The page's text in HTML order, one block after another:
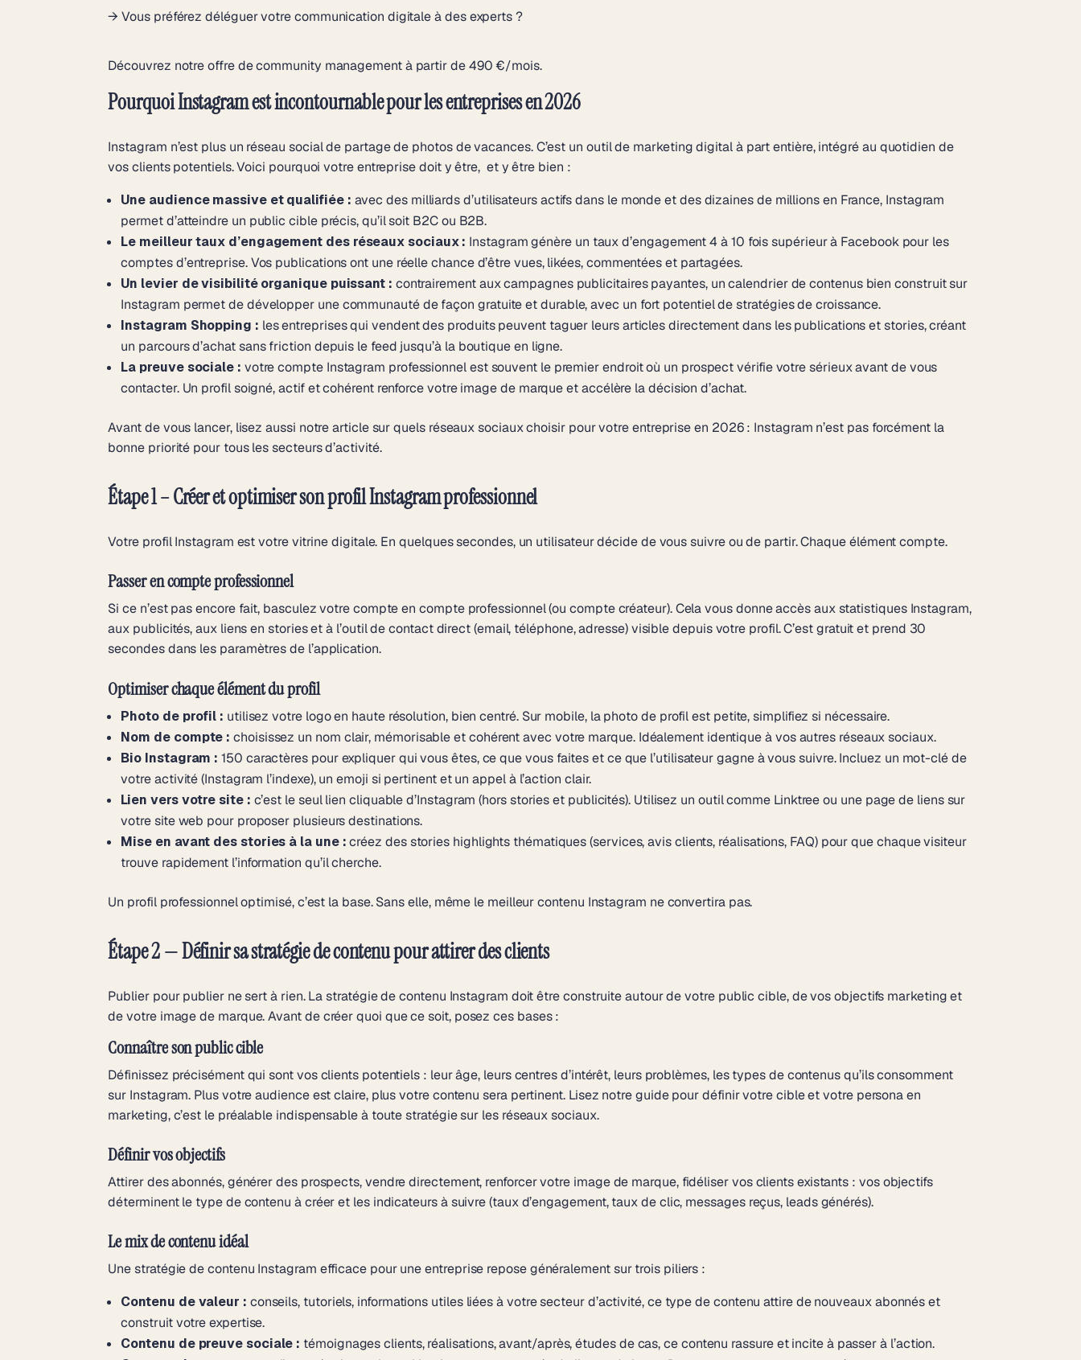
→ Vous préférez déléguer votre communication digitale à des experts ?
Découvrez notre offre de community management à partir de 490 €/mois.
Pourquoi Instagram est incontournable pour les entreprises en 2026
Instagram n’est plus un réseau social de partage de photos de vacances. C’est un outil de marketing digital à part entière, intégré au quotidien de
vos clients potentiels. Voici pourquoi votre entreprise doit y être, et y être bien :
Une audience massive et qualifiée : avec des milliards d’utilisateurs actifs dans le monde et des dizaines de millions en France, Instagram
permet d’atteindre un public cible précis, qu’il soit B2C ou B2B.
Le meilleur taux d’engagement des réseaux sociaux : Instagram génère un taux d’engagement 4 à 10 fois supérieur à Facebook pour les
comptes d’entreprise. Vos publications ont une réelle chance d’être vues, likées, commentées et partagées.
Un levier de visibilité organique puissant : contrairement aux campagnes publicitaires payantes, un calendrier de contenus bien construit sur
Instagram permet de développer une communauté de façon gratuite et durable, avec un fort potentiel de stratégies de croissance.
Instagram Shopping : les entreprises qui vendent des produits peuvent taguer leurs articles directement dans les publications et stories, créant
un parcours d’achat sans friction depuis le feed jusqu’à la boutique en ligne.
La preuve sociale : votre compte Instagram professionnel est souvent le premier endroit où un prospect vérifie votre sérieux avant de vous
contacter. Un profil soigné, actif et cohérent renforce votre image de marque et accélère la décision d’achat.
Avant de vous lancer, lisez aussi notre article surquels réseaux sociaux choisir pour votre entreprise en 2026: Instagram n’est pas forcément la
bonne priorité pour tous les secteurs d’activité.
Étape 1 – Créer et optimiser son profil Instagram professionnel
Votre profil Instagram est votre vitrine digitale. En quelques secondes, un utilisateur décide de vous suivre ou de partir. Chaque élément compte.
Passer en compte professionnel
Si ce n’est pas encore fait, basculez votre compte en compte professionnel (ou compte créateur). Cela vous donne accès aux statistiques Instagram,
aux publicités, aux liens en stories et à l’outil de contact direct (email, téléphone, adresse) visible depuis votre profil. C’est gratuit et prend 30
secondes dans les paramètres de l’application.
Optimiser chaque élément du profil
Photo de profil : utilisez votre logo en haute résolution, bien centré. Sur mobile, la photo de profil est petite, simplifiez si nécessaire.
Nom de compte : choisissez un nom clair, mémorisable et cohérent avec votre marque. Idéalement identique à vos autres réseaux sociaux.
Bio Instagram : 150 caractères pour expliquer qui vous êtes, ce que vous faites et ce que l’utilisateur gagne à vous suivre. Incluez un mot-clé de
votre activité (Instagram l’indexe), un emoji si pertinent et un appel à l’action clair.
Lien vers votre site : c’est le seul lien cliquable d’Instagram (hors stories et publicités). Utilisez un outil comme Linktree ou une page de liens sur
votre site web pour proposer plusieurs destinations.
Mise en avant des stories à la une :créez des stories highlights thématiques (services, avis clients, réalisations, FAQ) pour que chaque visiteur
trouve rapidement l’information qu’il cherche.
Un profil professionnel optimisé, c’est la base. Sans elle, même le meilleur contenu Instagram ne convertira pas.
Étape 2 — Définir sa stratégie de contenu pour attirer des clients
Publier pour publier ne sert à rien. La stratégie de contenu Instagram doit être construite autour de votre public cible, de vos objectifs marketing et
de votre image de marque. Avant de créer quoi que ce soit, posez ces bases :
Connaître son public cible
Définissez précisément qui sont vos clients potentiels : leur âge, leurs centres d’intérêt, leurs problèmes, les types de contenus qu’ils consomment
sur Instagram. Plus votre audience est claire, plus votre contenu sera pertinent. Lisez notre guide pourdéfinir votre cible et votre persona en
marketing, c’est le préalable indispensable à toute stratégie sur les réseaux sociaux.
Définir vos objectifs
Attirer des abonnés, générer des prospects, vendre directement, renforcer votre image de marque, fidéliser vos clients existants : vos objectifs
déterminent le type de contenu à créer et les indicateurs à suivre (taux d’engagement, taux de clic, messages reçus, leads générés).
Le mix de contenu idéal
Une stratégie de contenu Instagram efficace pour une entreprise repose généralement sur trois piliers :
Contenu de valeur : conseils, tutoriels, informations utiles liées à votre secteur d’activité, ce type de contenu attire de nouveaux abonnés et
construit votre expertise.
Contenu de preuve sociale : témoignages clients, réalisations, avant/après, études de cas, ce contenu rassure et incite à passer à l’action.